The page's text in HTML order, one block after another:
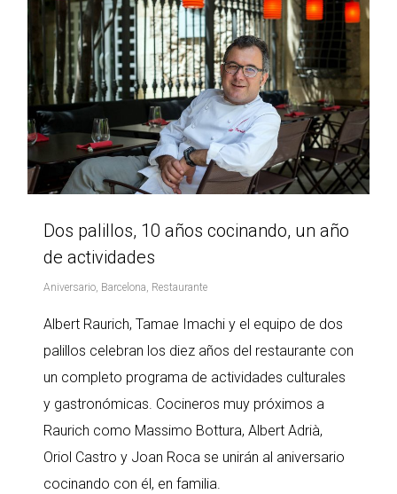
Dos palillos, 10 años cocinando, un año
de actividades
Aniversario, Barcelona, Restaurante
Albert Raurich, Tamae Imachi y el equipo de dos
palillos celebran los diez años del restaurante con
un completo programa de actividades culturales
y gastronómicas. Cocineros muy próximos a
Raurich como Massimo Bottura, Albert Adrià,
Oriol Castro y Joan Roca se unirán al aniversario
cocinando con él, en familia.